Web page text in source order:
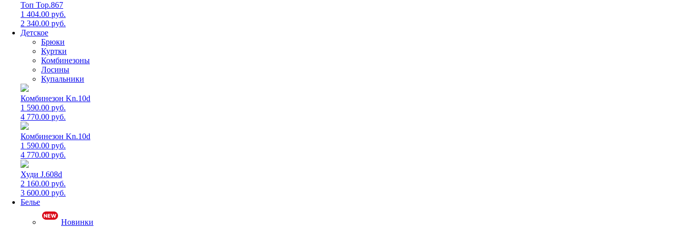
Топ Top.867
1 404.00 руб.
2 340.00 руб.
Детское
Брюки
Куртки
Комбинезоны
Лосины
Купальники
Комбинезон Kn.10d
1 590.00 руб.
4 770.00 руб.
Комбинезон Kn.10d
1 590.00 руб.
4 770.00 руб.
Худи J.608d
2 160.00 руб.
3 600.00 руб.
Белье
Новинки